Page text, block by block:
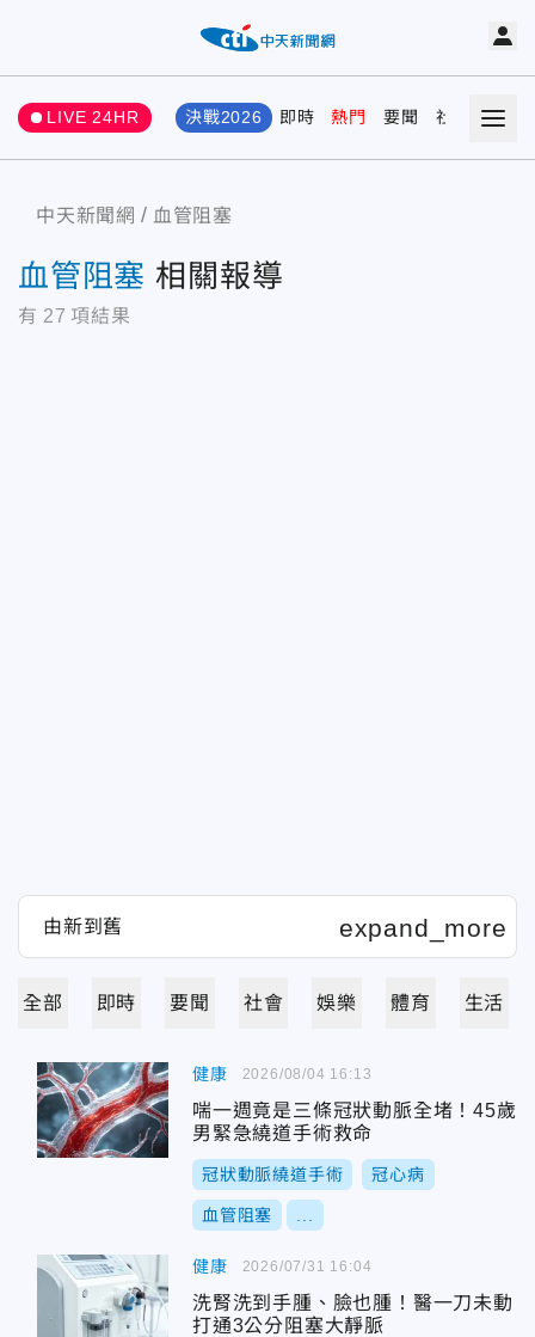
LIVE 24HR 決戰2026 即時 熱門 要聞 社會 娛樂
中天新聞網 血管阻塞
血管阻塞 相關報導
有 27 項結果
全部 即時 要聞 社會 娛樂 體育 生活
健康
喘一週竟是三條冠狀動脈全堵！45歲
男緊急繞道手術救命
冠狀動脈繞道手術 冠心病
血管阻塞
2026/08/04 16:13
健康
洗腎洗到手腫、臉也腫！醫一刀未動
打通3公分阻塞大靜脈
2026/07/31 16:04